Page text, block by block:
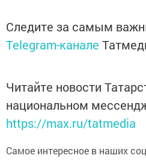
Следите за самым
Telegram-канале
Читайте новости
национальном
https://max.ru/tatmedia
Самое интересное в наших